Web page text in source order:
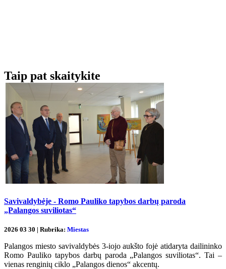
Taip pat skaitykite
Savivaldybėje - Romo Pauliko tapybos darbų paroda
„Palangos suviliotas“
2026 03 30 | Rubrika: Miestas
Palangos miesto savivaldybės 3-iojo aukšto fojė atidaryta dailininko
Romo Pauliko tapybos darbų paroda „Palangos suviliotas“. Tai –
vienas renginių ciklo „Palangos dienos“ akcentų.